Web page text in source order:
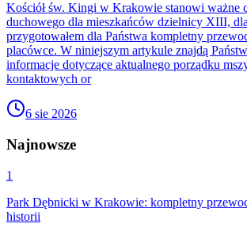
Kościół św. Kingi w Krakowie stanowi ważne
duchowego dla mieszkańców dzielnicy XIII,
przygotowałem dla Państwa kompletny
placówce. W niniejszym artykule znajdą
informacje dotyczące aktualnego porządku
kontaktowych or
6 sie 2026
Najnowsze
1
Park Dębnicki w Krakowie: kompletny
historii